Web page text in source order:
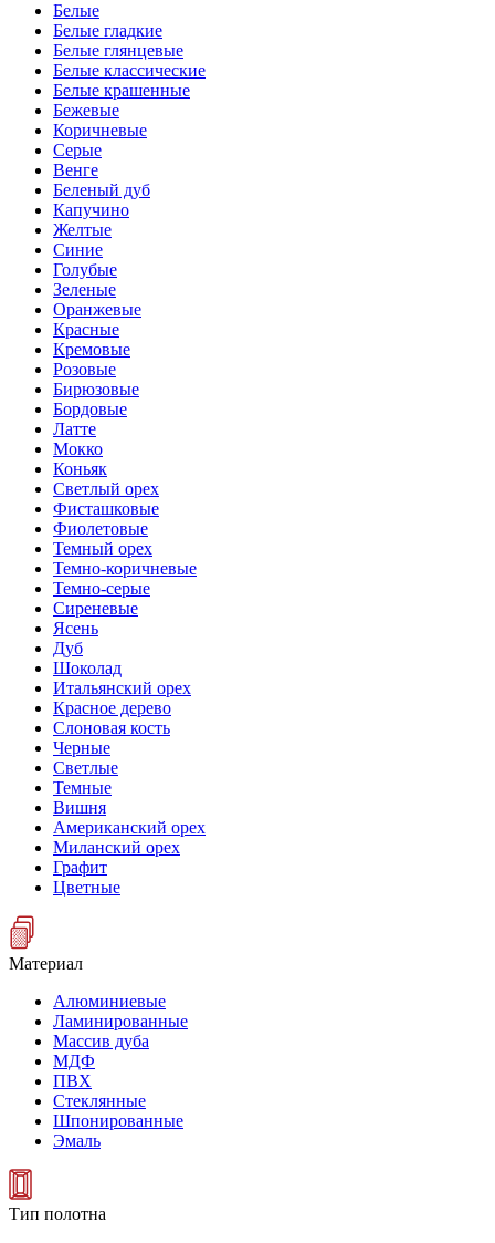
Белые
Белые гладкие
Белые глянцевые
Белые классические
Белые крашенные
Бежевые
Коричневые
Серые
Венге
Беленый дуб
Капучино
Желтые
Синие
Голубые
Зеленые
Оранжевые
Красные
Кремовые
Розовые
Бирюзовые
Бордовые
Латте
Мокко
Коньяк
Светлый орех
Фисташковые
Фиолетовые
Темный орех
Темно-коричневые
Темно-серые
Сиреневые
Ясень
Дуб
Шоколад
Итальянский орех
Красное дерево
Слоновая кость
Черные
Светлые
Темные
Вишня
Американский орех
Миланский орех
Графит
Цветные
Материал
Алюминиевые
Ламинированные
Массив дуба
МДФ
ПВХ
Стеклянные
Шпонированные
Эмаль
Тип полотна